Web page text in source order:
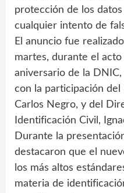
protección de los
cualquier intento de
El anuncio fue
martes, durante el
aniversario de la
con la participación
Carlos Negro, y del
Identificación Civil,
Durante la
destacaron que el
los más altos
materia de